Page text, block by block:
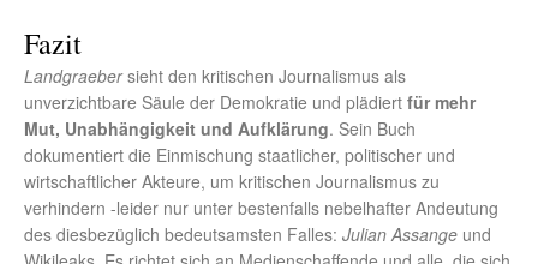
Fazit
Landgraebersieht den kritischen Journalismus als
unverzichtbare Säule der Demokratie und plädiert für mehr
Mut, Unabhängigkeit und Aufklärung. Sein Buch
dokumentiert die Einmischung staatlicher, politischer und
wirtschaftlicher Akteure, um kritischen Journalismus zu
verhindern -leider nur unter bestenfalls nebelhafter Andeutung
des diesbezüglich bedeutsamsten Falles: Julian Assange und